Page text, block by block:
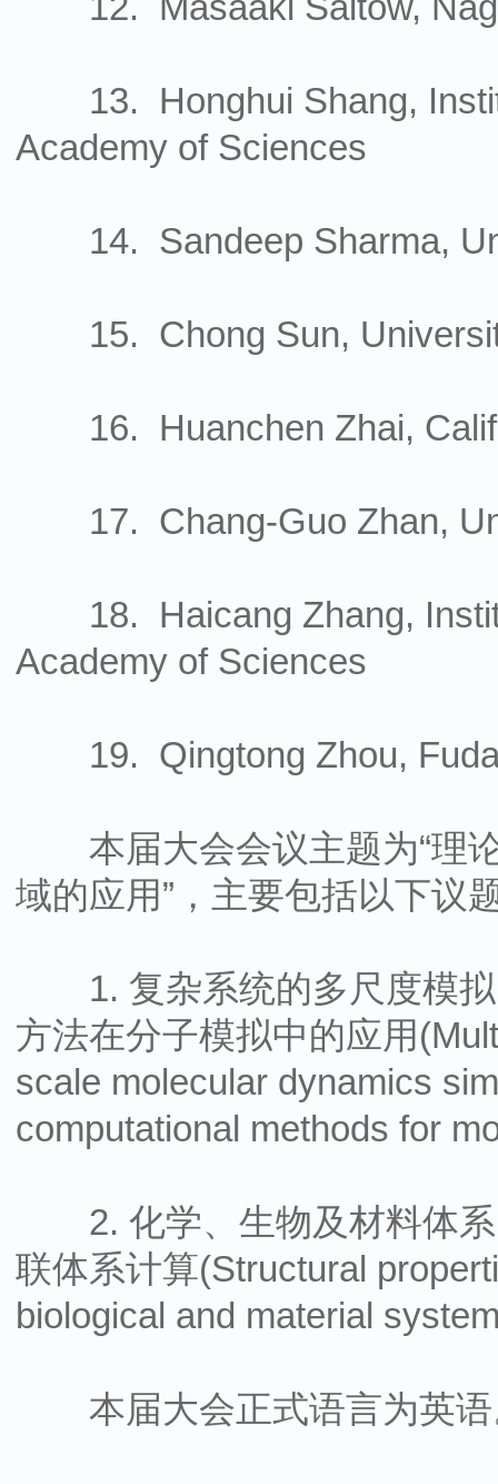
13. Honghui Shang,
Academy of Sciences
14. Sandeep Sharma,
15. Chong Sun,
16. Huanchen Zhai,
17. Chang-Guo Zhan,
18. Haicang Zhang,
Academy of Sciences
19. Qingtong Zhou,
本届大会会议主题为“理论
域的应用”，主要包括以下议
1. 复杂系统的多尺度模拟
方法在分子模拟中的应用
scale molecular dynamics
computational methods for
2. 化学、生物及材料体系
联体系计算(Structural
biological and material
本届大会正式语言为英语